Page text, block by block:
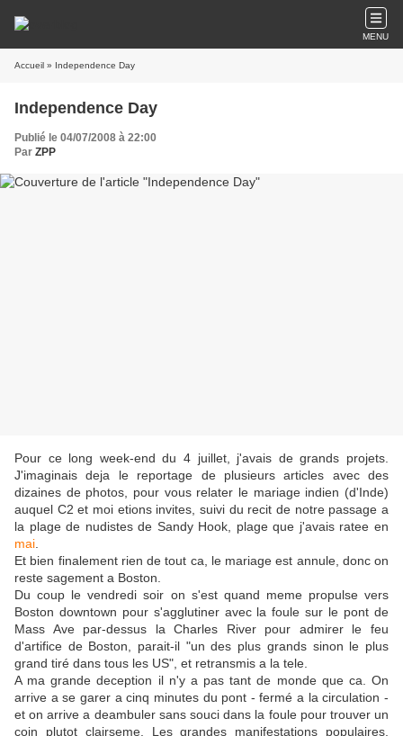
MENU
Accueil » Independence Day
Independence Day
Publié le 04/07/2008 à 22:00
Par ZPP
Pour ce long week-end du 4 juillet, j'avais de grands projets.
J'imaginais deja le reportage de plusieurs articles avec des
dizaines de photos, pour vous relater le mariage indien (d'Inde)
auquel C2 et moi etions invites, suivi du recit de notre passage a
la plage de nudistes de Sandy Hook, plage que j'avais ratee en
mai
Et bien finalement rien de tout ca, le mariage est annule, donc on
reste sagement a Boston.
Du coup le vendredi soir on s'est quand meme propulse vers
Boston downtown pour s'agglutiner avec la foule sur le pont de
Mass Ave par-dessus la Charles River pour admirer le feu
d'artifice de Boston, parait-il "un des plus grands sinon le plus
grand tiré dans tous les US", et retransmis a la tele.
A ma grande deception il n'y a pas tant de monde que ca. On
arrive a se garer a cinq minutes du pont - fermé a la circulation -
et on arrive a deambuler sans souci dans la foule pour trouver un
coin plutot clairseme. Les grandes manifestations populaires,